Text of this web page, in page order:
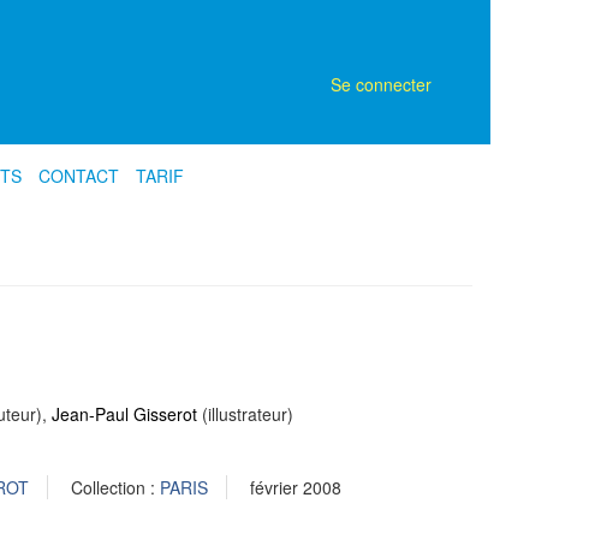
Se connecter
CONTACT TARIF
Jean-Paul Gisserot (illustrateur)
Collection : PARIS février 2008